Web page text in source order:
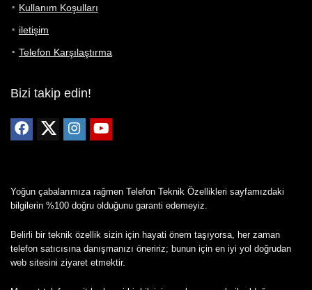
Kullanım Koşulları
iletişim
Telefon Karşılaştırma
Bizi takip edin!
Yoğun çabalarımıza rağmen Telefon Teknik Özellikleri sayfamızdaki
bilgilerin %100 doğru olduğunu garanti edemeyiz.
Belirli bir teknik özellik sizin için hayati önem taşıyorsa, her zaman
telefon satıcısına danışmanızı öneririz; bunun için en iyi yol doğrudan
web sitesini ziyaret etmektir.